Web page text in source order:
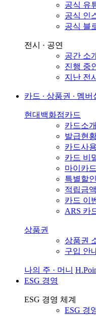
공식 유
공식 인
공식 블
전시 · 공연
공간 소
진행 중
지난 전시
카드 ∙ 상품권 ∙ 멤버
현대백화점카드
카드소
발급현
카드사
카드 비
마이카드
특별할
적립금
카드 이
ARS 카
상품권
상품권
구입 안
나의 주 · 머니
ESG 경영
ESG 경영 체계
ESG 경